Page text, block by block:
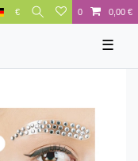
€ 0 0,00 €
☰